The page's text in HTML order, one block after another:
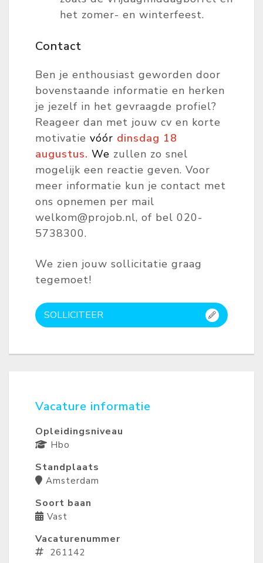
het zomer- en winterfeest.
Contact
Ben je enthousiast geworden door
bovenstaande informatie en herken
je jezelf in het gevraagde profiel?
Reageer dan met jouw cv en korte
motivatie vóór dinsdag 18
augustus. We zullen zo snel
mogelijk een reactie geven. Voor
meer informatie kun je contact met
ons opnemen per mail
welkom@projob.nl, of bel 020-
5738300.
We zien jouw sollicitatie graag
tegemoet!
SOLLICITEER
Vacature informatie
Opleidingsniveau
Hbo
Standplaats
Amsterdam
Soort baan
Vast
Vacaturenummer
261142